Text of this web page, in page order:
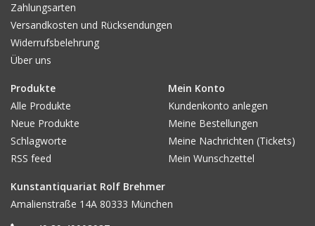
Varia & Rara
Kunst-Doku
Zahlungsarten
Versandkosten und Rücksendungen
Widerrufsbelehrung
Über uns
Produkte
Alle Produkte
Neue Produkte
Schlagworte
RSS feed
Mein Konto
Kundenkonto anlegen
Meine Bestellungen
Meine Nachrichten (Tickets)
Mein Wunschzettel
Kunstantiquariat Rolf Brehmer
Amalienstraße 14A 80333 München